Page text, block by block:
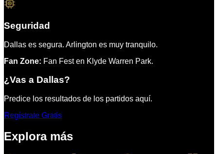
Seguridad
Dallas es segura. Arlington es muy tranquilo.
Fan Zone: Fan Fest en Klyde Warren Park.
¿Vas a Dallas?
Predice los resultados de los partidos aquí.
Regístrate Gratis
Explora más